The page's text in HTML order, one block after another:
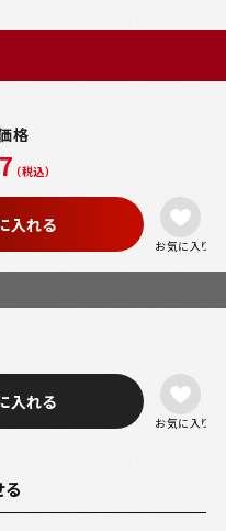
格
（税込）
お気に入り
お気に入り